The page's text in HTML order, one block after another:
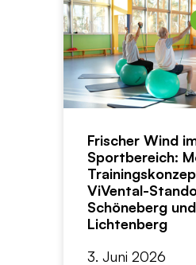
Frischer Wind
Sportbereich:
ViVental-
Schöneberg und
Lichtenberg
3. Juni 2026